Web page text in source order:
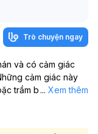
Trò chuyện ngay
và có cảm giác
cảm giác này
trầm buồn kéo
cách lấy lại cân
... Xem thêm